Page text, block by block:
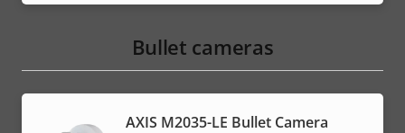
Bullet cameras
AXIS M2035-LE Bullet Camera